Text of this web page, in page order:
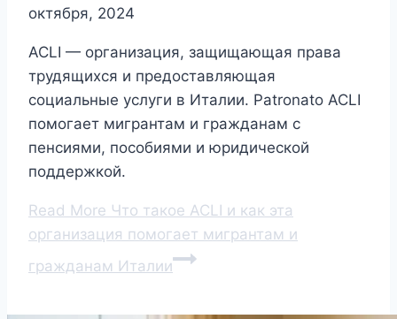
октября, 2024
ACLI — организация, защищающая права
трудящихся и предоставляющая
социальные услуги в Италии. Patronato ACLI
помогает мигрантам и гражданам с
пенсиями, пособиями и юридической
поддержкой.
Read More Что такое ACLI и как эта
организация помогает мигрантам и
гражданам Италии